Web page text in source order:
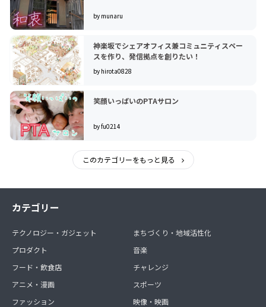
by munaru
神楽坂でシェアオフィス兼コミュニティスペー
スを作り、発信拠点を創りたい！
by hirota0828
笑顔いっぱいのPTAサロン
by fu0214
このカテゴリーをもっと見る
カテゴリー
テクノロジー・ガジェット
プロダクト
フード・飲食店
アニメ・漫画
ファッション
まちづくり・地域活性化
音楽
チャレンジ
スポーツ
映像・映画